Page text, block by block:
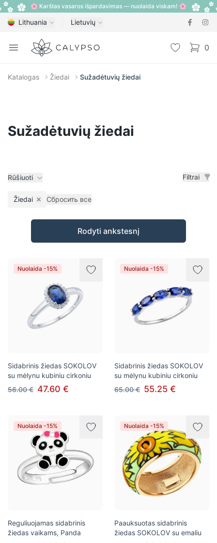
🌸 Karštas vasaros išpardavimas — nuolaida viskam! 🌸
Lithuania Lietuvių
Open menu
Calypso 0
items
Katalogas Žiedai Sužadėtuvių žiedai
Sužadėtuvių žiedai
Rūšiuoti Filtrai
Žiedai Remove filter
Сбросить все
Prekės
Rodyti ankstesnį
Nuolaida -15%
Sidabrinis žiedas SOKOLOV
su mėlynu kubiniu cirkoniu
56.00 € 47.60 €
Nuolaida -15%
Sidabrinis žiedas SOKOLOV
su mėlynu kubiniu cirkoniu
65.00 € 55.25 €
Nuolaida -15%
Reguliuojamas sidabrinis
žiedas vaikams, Panda
Nuolaida -15%
Paauksuotas sidabrinis
žiedas SOKOLOV su emaliu